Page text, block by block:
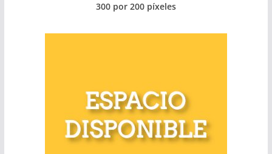
300 por 200 píxeles